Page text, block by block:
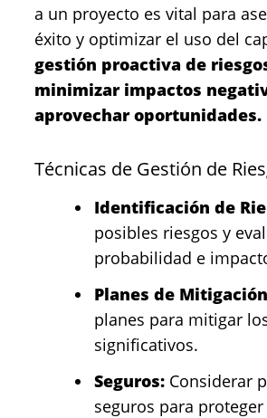
a un proyecto es vital para
éxito y optimizar el uso del
gestión proactiva de
minimizar impactos
aprovechar oportunidades.
Técnicas de Gestión de
Identificación de
posibles riesgos y
probabilidad e
Planes de
planes para mitigar
significativos.
Seguros: Considerar
seguros para